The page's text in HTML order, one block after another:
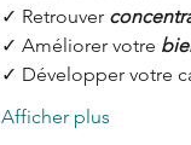
✓ Retrouver
✓ Améliorer votre
✓ Développer votre
Afficher plus